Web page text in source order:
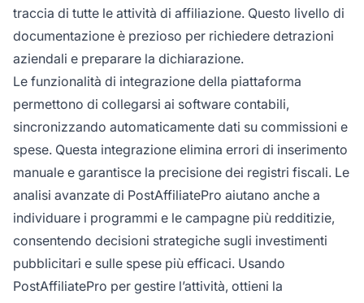
traccia di tutte le attività di affiliazione. Questo livello di
documentazione è prezioso per richiedere detrazioni
aziendali e preparare la dichiarazione.
Le funzionalità di integrazione della piattaforma
permettono di collegarsi ai software contabili,
sincronizzando automaticamente dati su commissioni e
spese. Questa integrazione elimina errori di inserimento
manuale e garantisce la precisione dei registri fiscali. Le
analisi avanzate di PostAffiliatePro aiutano anche a
individuare i programmi e le campagne più redditizie,
consentendo decisioni strategiche sugli investimenti
pubblicitari e sulle spese più efficaci. Usando
PostAffiliatePro per gestire l’attività, ottieni la